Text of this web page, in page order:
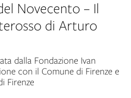
Novecento – Il
di Arturo
dalla Fondazione Ivan
con il Comune di Firenze e
Firenze